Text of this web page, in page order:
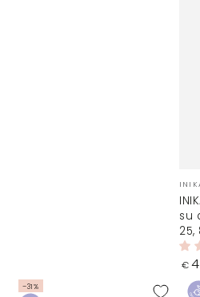
su
25,
€
–31%